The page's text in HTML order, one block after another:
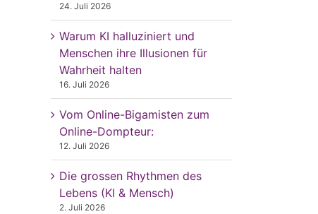
24. Juli 2026
Warum KI halluziniert und
Menschen ihre Illusionen für
Wahrheit halten
16. Juli 2026
Vom Online-Bigamisten zum
Online-Dompteur:
12. Juli 2026
Die grossen Rhythmen des
Lebens (KI & Mensch)
2. Juli 2026